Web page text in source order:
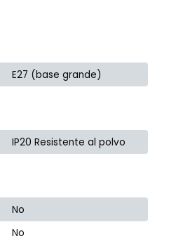
E27 (base grande)
IP20 Resistente al polvo
No
No